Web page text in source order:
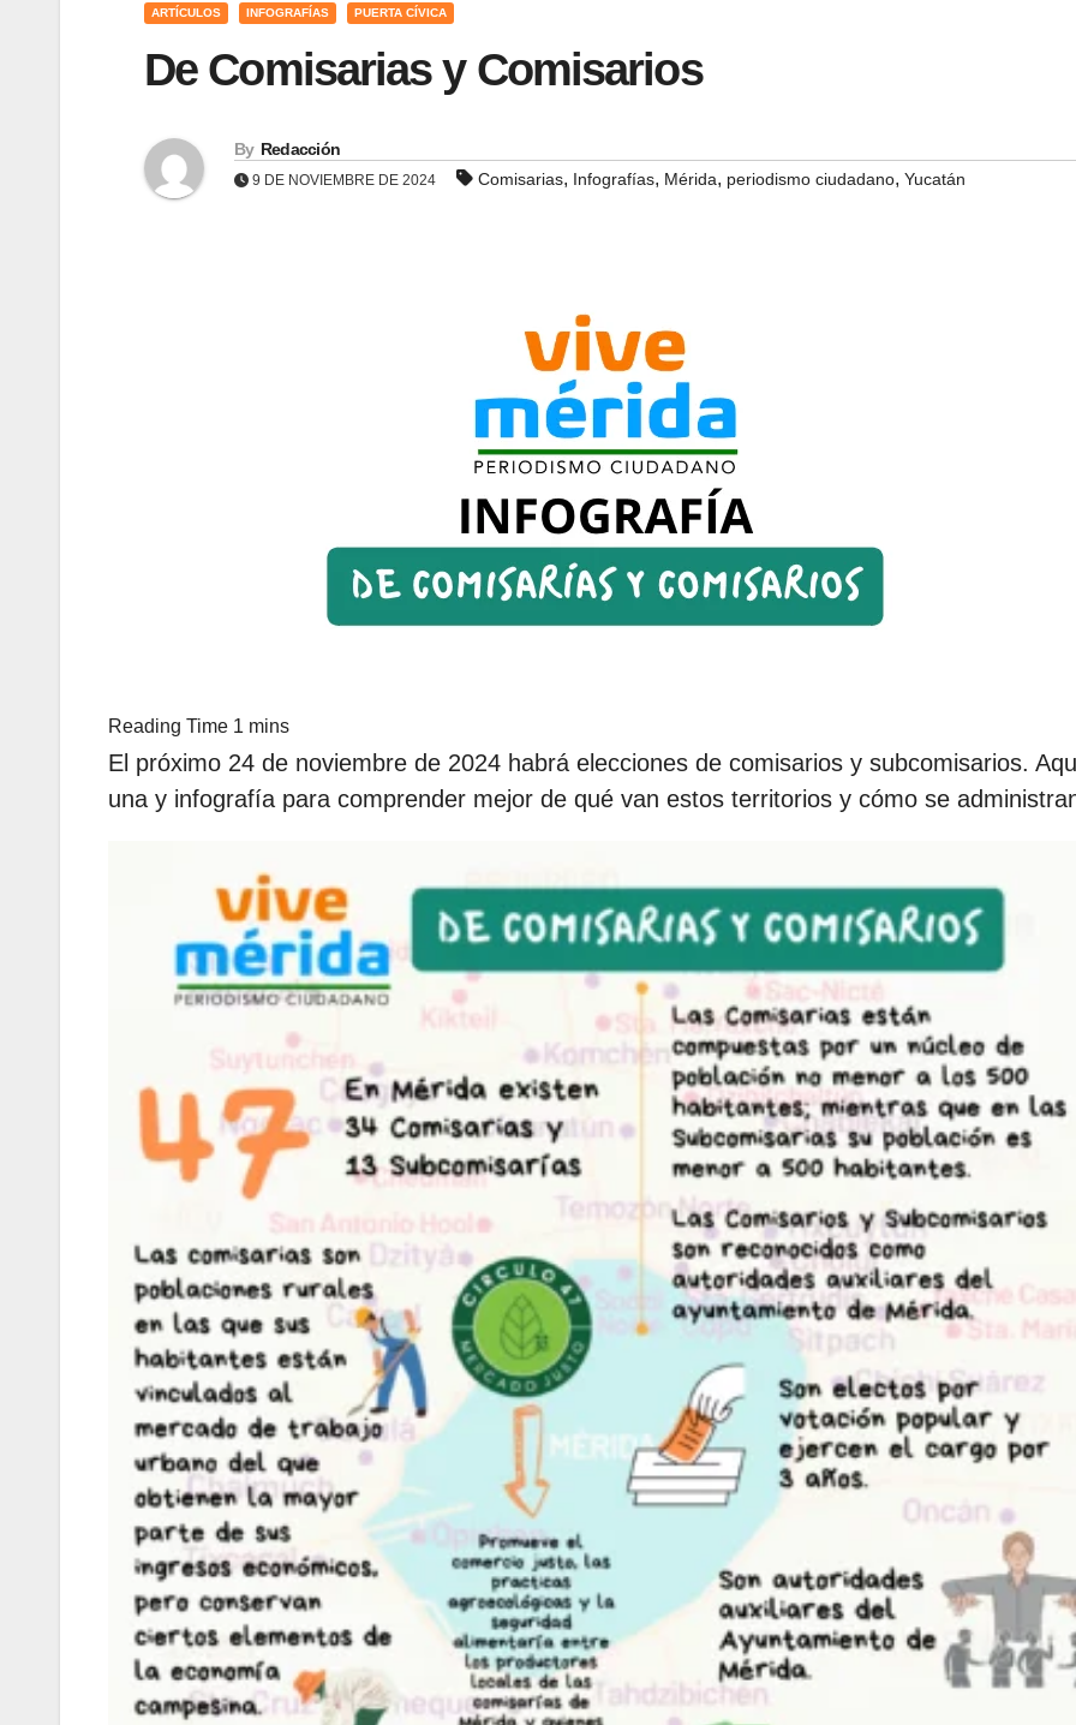
ARTÍCULOS INFOGRAFÍAS PUERTA CÍVICA
De Comisarias y Comisarios
By Redacción
9 DE NOVIEMBRE DE 2024 Comisarias, Infografías, Mérida, periodismo ciudadano, Yucatán
El próximo 24 de noviembre de 2024 habrá elecciones de comisarios y subcomisarios.
una y infografía para comprender mejor de qué van estos territorios y cómo se